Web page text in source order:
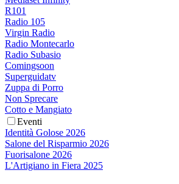
R101
Radio 105
Virgin Radio
Radio Montecarlo
Radio Subasio
Comingsoon
Superguidatv
Zuppa di Porro
Non Sprecare
Cotto e Mangiato
Eventi
Identità Golose 2026
Salone del Risparmio 2026
Fuorisalone 2026
L'Artigiano in Fiera 2025